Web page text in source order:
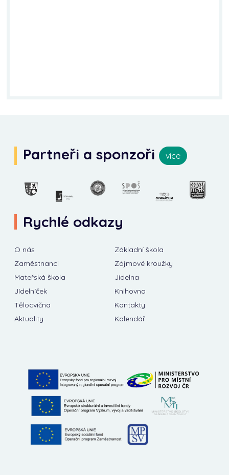
Partneři a sponzoři více
Rychlé odkazy
O nás
Základní škola
Zaměstnanci
Zájmové kroužky
Mateřská škola
Jídelna
Jídelníček
Knihovna
Tělocvična
Kontakty
Aktuality
Kalendář